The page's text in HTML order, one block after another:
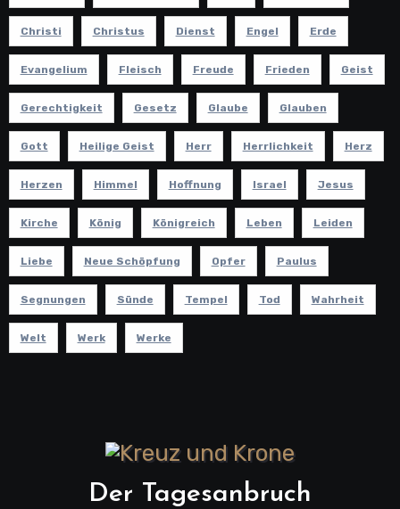
Christi Christus Dienst Engel Erde
Evangelium Fleisch Freude Frieden Geist
Gerechtigkeit Gesetz Glaube Glauben
Gott Heilige Geist Herr Herrlichkeit Herz
Herzen Himmel Hoffnung Israel Jesus
Kirche König Königreich Leben Leiden
Liebe Neue Schöpfung Opfer Paulus
Segnungen Sünde Tempel Tod Wahrheit
Welt Werk Werke
Der Tagesanbruch